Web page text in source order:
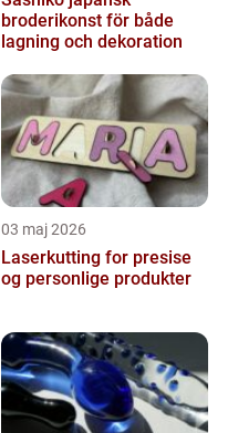
broderikonst för både
lagning och dekoration
03 maj 2026
Laserkutting for presise
og personlige produkter